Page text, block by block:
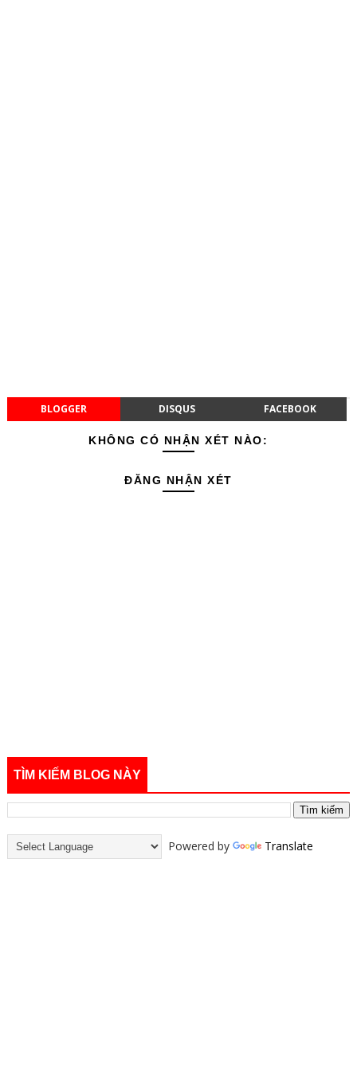
BLOGGER DISQUS FACEBOOK
KHÔNG CÓ NHẬN XÉT NÀO:
ĐĂNG NHẬN XÉT
TÌM KIẾM BLOG NÀY
Powered by Translate